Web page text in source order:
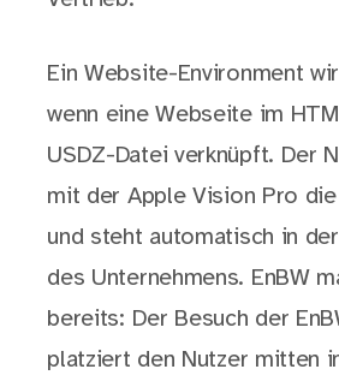
Ein Website-Environment
wenn eine Webseite im
USDZ-Datei verknüpft. Der
mit der Apple Vision Pro
und steht automatisch in
des Unternehmens. EnBW
bereits: Der Besuch der
platziert den Nutzer mitten